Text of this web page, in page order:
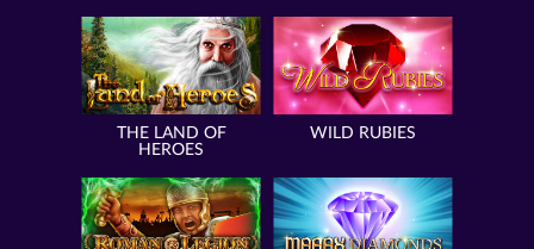
THE LAND OF
HEROES
WILD RUBIES